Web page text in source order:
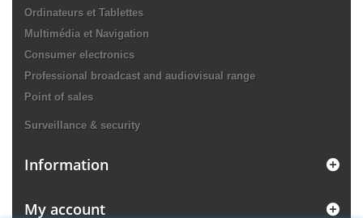
Ordinateurs et Tablettes
Multimédia et Navigation
Consumer electronics
Professional broadcast and audiovisual range
Point of sales
Surveillance & security
Information
My account